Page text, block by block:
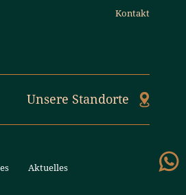
Kontakt
Unsere Standorte
Aktuelles